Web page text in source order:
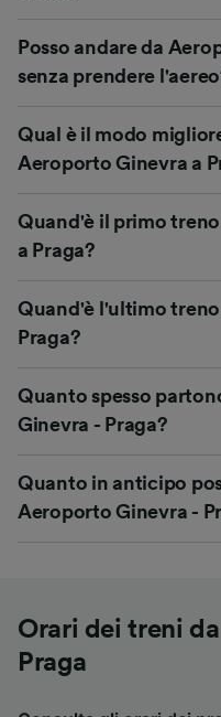
Posso andare da
senza prendere
Qual è il modo
Aeroporto Ginevra a
Quand'è il primo
a Praga?
Quand'è l'ultimo
Praga?
Quanto spesso
Ginevra - Praga?
Quanto in anticipo
Aeroporto Ginevra -
Orari dei treni
Praga